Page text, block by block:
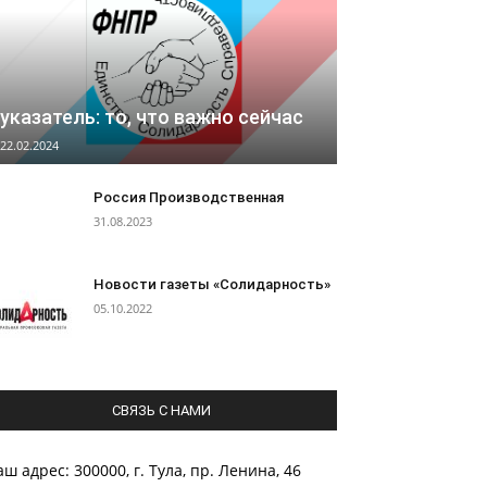
указатель: то, что важно сейчас
22.02.2024
Россия Производственная
31.08.2023
Новости газеты «Солидарность»
05.10.2022
СВЯЗЬ С НАМИ
адрес: 300000, г. Тула, пр. Ленина, 46